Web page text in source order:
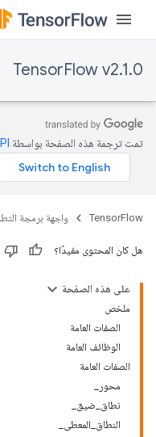
TensorFlow v2.1.0
تمت ترجمة هذه الصفحة بواسطة
TensorFlow واجهة برمجة
هل كان المحتوى مفيدًا؟
على هذه الصفحة
ملخص
الصفات العامة
الوظائف العامة
الصفات العامة
محور_
نطاق_ضيق_
النطاق_المعطى_